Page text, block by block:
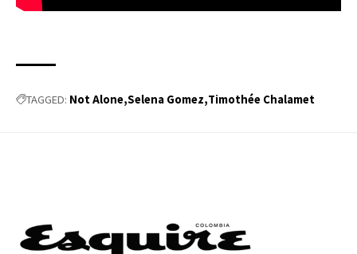
TAGGED: Not Alone Selena Gomez Timothée Chalamet